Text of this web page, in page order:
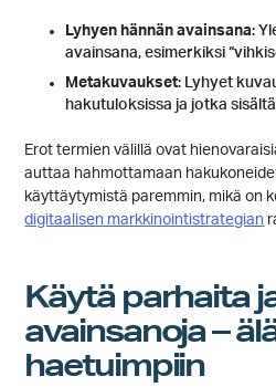
Lyhyen hännän avainsana:
avainsana, esimerkiksi
Metakuvaukset: Lyhyet
hakutuloksissa ja jotka
Erot termien välillä ovat
auttaa hahmottamaan
käyttäytymistä paremmin, mikä on
digitaalisen markkinointistrategian
Käytä parhaita
avainsanoja –
haetuimpiin